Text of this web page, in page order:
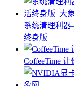
系统清理利器
终身版
CoffeeTime